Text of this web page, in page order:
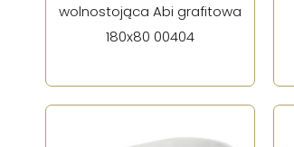
wolnostojąca Abi grafitowa
180x80 00404